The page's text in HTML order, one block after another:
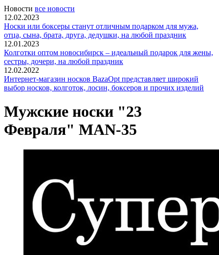
Новости все новости
12.02.2023
Носки или боксеры станут отличным подарком для мужа,
отца, сына, брата, друга, дедушки, на любой праздник
12.01.2023
Колготки оптом новосибирск – идеальный подарок для жены,
сестры, дочери, на любой праздник
12.02.2022
Интернет-магазин носков BazaOpt представляет широкий
выбор носков, колготок, лосин, боксеров и прочих изделий
Мужские носки "23
Февраля" MAN-35